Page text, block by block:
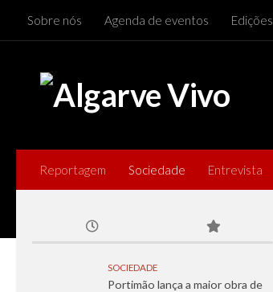
Skip to content
Sobre nós Agenda de eventos Edições
Reportagem Sociedade Entrevista
SOCIEDADE
Portimão lança a maior obra de